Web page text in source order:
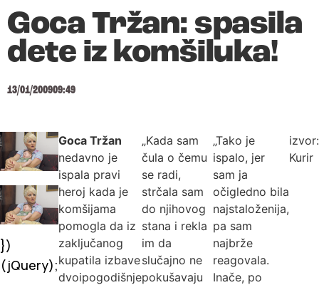
Goca Tržan: spasila
dete iz komšiluka!
13/01/200909:49
})
(jQuery);
Goca Tržan
nedavno je
ispala pravi
heroj kada je
komšijama
pomogla da iz
zaključanog
kupatila izbave
dvoipogodišnje
„Kada sam
čula o čemu
se radi,
strčala sam
do njihovog
stana i rekla
im da
slučajno ne
pokušavaju
„Tako je
ispalo, jer
sam ja
očigledno bila
najstaloženija,
pa sam
najbrže
reagovala.
Inače, po
izvor:
Kurir